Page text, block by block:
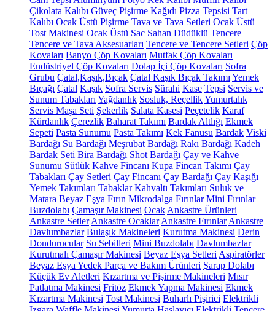
Çikolata Kalıbı Güveç Pişirme Kağıdı Pizza Tepsisi Tart
Kalıbı Ocak Üstü Pişirme Tava ve Tava Setleri Ocak Üstü
Tost Makinesi Ocak Üstü Sac Sahan Düdüklü Tencere
Tencere ve Tava Aksesuarları Tencere ve Tencere Setleri Çöp
Kovaları Banyo Çöp Kovaları Mutfak Çöp Kovaları
Endüstriyel Çöp Kovaları Dolap İçi Çöp Kovaları Sofra
Grubu Çatal,Kaşık,Bıçak Çatal Kaşık Bıçak Takımı Yemek
Bıçağı Çatal Kaşık Sofra Servis Sürahi Kase Tepsi Servis ve
Sunum Tabakları Yağdanlık Sosluk, ReçellikYumurtalık
Servis Maşa Seti Şekerlik Salata Kasesi Peçetelik Karaf
Kürdanlık Çerezlik Baharat Takımı Bardak Altlığı Ekmek
Sepeti Pasta Sunumu Pasta Takımı Kek Fanusu Bardak Viski
Bardağı Su Bardağı Meşrubat Bardağı Rakı Bardağı Kadeh
Bardak Seti Bira Bardağı Shot Bardağı Çay ve Kahve
Sunumu Sütlük Kahve Fincanı Kupa Fincan Takımı Çay
Tabakları Çay Setleri Çay Fincanı Çay Bardağı Çay Kaşığı
Yemek Takımları Tabaklar Kahvaltı Takımları Suluk ve
Matara Beyaz Eşya Fırın Mikrodalga Fırınlar Mini Fırınlar
Buzdolabı Çamaşır Makinesi Ocak Ankastre Ürünleri
Ankastre Setler Ankastre Ocaklar Ankastre Fırınlar Ankastre
Davlumbazlar Bulaşık Makineleri Kurutma Makinesi Derin
Dondurucular Su Sebilleri Mini Buzdolabı Davlumbazlar
Kurutmalı Çamaşır Makinesi Beyaz Eşya Setleri Aspiratörler
Beyaz Eşya Yedek Parça ve Bakım Ürünleri Şarap Dolabı
Küçük Ev Aletleri Kızartma ve Pişirme Makineleri Mısır
Patlatma Makinesi Fritöz Ekmek Yapma Makinesi Ekmek
Kızartma Makinesi Tost Makinesi Buharlı Pişirici Elektrikli